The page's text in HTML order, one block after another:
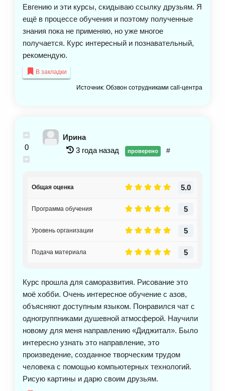
Евгению и эти курсы, скидываю ссылку друзьям. Я
ещё в процессе обучения и поэтому полученные
знания пока не применяю, но уже многое
получается. Курс интересный и познавательный,
рекомендую.
В закладки
Источник: Обзвон сотрудниками call-центра
0
Ирина
3 года назад
проверено #
5.0
Общая оценка
5
Программа обучения
5
Уровень организации
5
Подача материала
Курс прошла для саморазвития. Рисование это
моё хобби. Очень интересное обучение с азов,
объясняют доступным языком. Понравился чат с
одногруппниками душевной атмосферой. Научили
новому для меня направлению «Диджитал». Было
интересно узнать это направление, это
произведение, созданное творческим трудом
человека с помощью компьютерных технологий.
Рисую картины и дарю своим друзьям.